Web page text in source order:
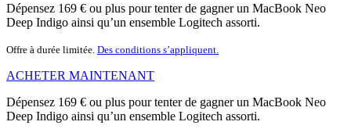
Dépensez 169 € ou plus pour tenter de gagner un MacBook Neo
Deep Indigo ainsi qu’un ensemble Logitech assorti.
Offre à durée limitée. Des conditions s’appliquent.
ACHETER MAINTENANT
Dépensez 169 € ou plus pour tenter de gagner un MacBook Neo
Deep Indigo ainsi qu’un ensemble Logitech assorti.